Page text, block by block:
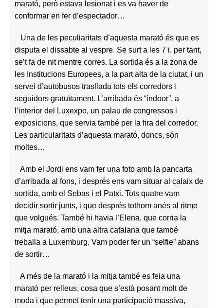
marató, però estava lesionat i es va haver de
conformar en fer d’espectador…
Una de les peculiaritats d’aquesta marató és que es
disputa el dissabte al vespre. Se surt a les 7 i, per tant,
se’t fa de nit mentre corres. La sortida és a la zona de
les Institucions Europees, a la part alta de la ciutat, i un
servei d’autobusos trasllada tots els corredors i
seguidors gratuïtament. L’arribada és “indoor”, a
l’interior del Luxexpo, un palau de congressos i
exposicions, que servia també per la fira del corredor.
Les particularitats d’aquesta marató, doncs, són
moltes…
Amb el Jordi ens vam fer una foto amb la pancarta
d’arribada al fons, i després ens vam situar al calaix de
sortida, amb el Sebas i el Patxi. Tots quatre vam
decidir sortir junts, i que després tothom anés al ritme
que volgués. També hi havia l’Elena, que corria la
mitja marató, amb una altra catalana que també
treballa a Luxemburg. Vam poder fer un “selfie” abans
de sortir…
A més de la marató i la mitja també es feia una
marató per relleus, cosa que s’està posant molt de
moda i que permet tenir una participació massiva,